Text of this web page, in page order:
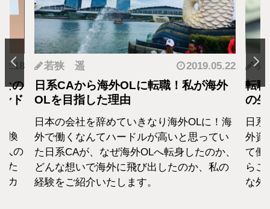
の
ド
換
人の
た
カ
若狭 遥 2019.05.22
日系CAから海外OLに転職！私が海外
OLを目指した理由
日本の会社を辞めていきなり海外OLに！海
外で働くなんてハードルが高いと思ってい
た日系CAが、なぜ海外OLへ転身したのか、
どんな想いで海外に飛び出したのか、私の
経験をご紹介いたします。
羽
転
の
日
外資
て働
らこ
な外